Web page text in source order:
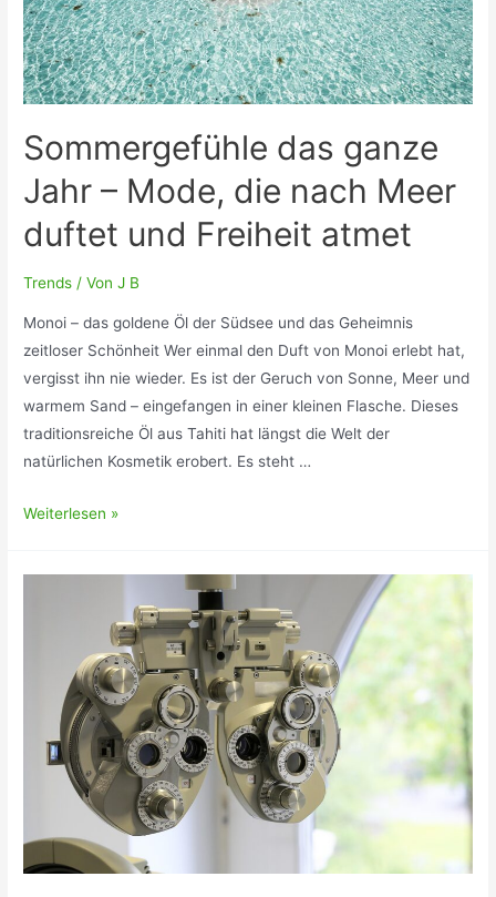
Sommergefühle das ganze
Jahr – Mode, die nach Meer
duftet und Freiheit atmet
Trends / VonJ B
Monoi – das goldene Öl der Südsee und das Geheimnis
zeitloser Schönheit Wer einmal den Duft von Monoi erlebt hat,
vergisst ihn nie wieder. Es ist der Geruch von Sonne, Meer und
warmem Sand – eingefangen in einer kleinen Flasche. Dieses
traditionsreiche Öl aus Tahiti hat längst die Welt der
natürlichen Kosmetik erobert. Es steht …
Sommergefühle
duftet
atmet
Weiterlesen »